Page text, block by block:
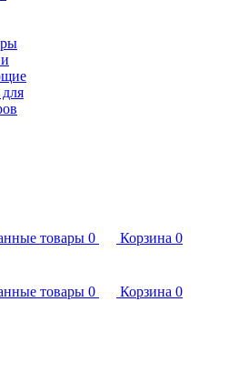
товары 0 Корзина 0
товары 0 Корзина 0